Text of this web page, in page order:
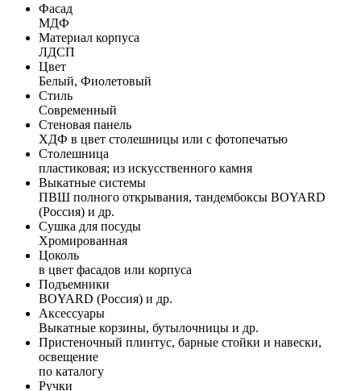
Фасад
МДФ
Материал корпуса
ЛДСП
Цвет
Белый, Фиолетовый
Стиль
Современный
Стеновая панель
ХДФ в цвет столешницы или с фотопечатью
Столешница
пластиковая; из искусственного камня
Выкатные системы
ПВШ полного открывания, тандембоксы BOYARD
(Россия) и др.
Сушка для посуды
Хромированная
Цоколь
в цвет фасадов или корпуса
Подъемники
BOYARD (Россия) и др.
Аксессуары
Выкатные корзины, бутылочницы и др.
Пристеночный плинтус, барные стойки и навески,
освещение
по каталогу
Ручки